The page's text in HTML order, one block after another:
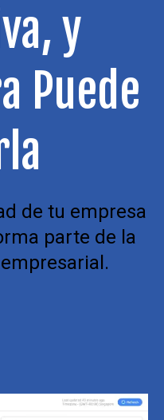
y
Puede
de tu empresa
parte de la